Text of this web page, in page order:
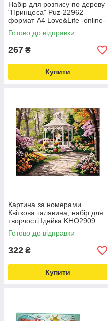
Набір для розпису по дереву
"Принцеса" Puz-22962
формат А4 Love&Life -online-
multimarket-
Готово до відправки
267 ₴
Купити
Картина за номерами
Квіткова галявина, набір для
творчості Ідейка KHO2909
30х40 см Love&Life -online-
multimarket-
Готово до відправки
322 ₴
Купити